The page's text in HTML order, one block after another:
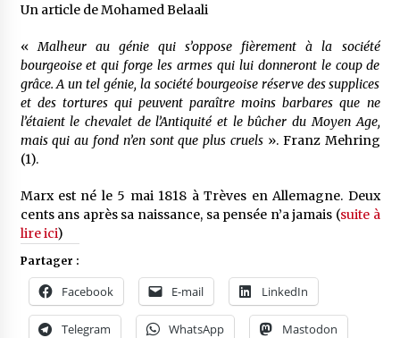
Un article de Mohamed Belaali
« Malheur au génie qui s’oppose fièrement à la société
bourgeoise et qui forge les armes qui lui donneront le coup de
grâce. A un tel génie, la société bourgeoise réserve des supplices
et des tortures qui peuvent paraître moins barbares que ne
l’étaient le chevalet de l’Antiquité et le bûcher du Moyen Age,
mais qui au fond n’en sont que plus cruels ». Franz Mehring
(1).
Marx est né le 5 mai 1818 à Trèves en Allemagne. Deux
cents ans après sa naissance, sa pensée n’a jamais (suite à
lire ici)
Partager :
Facebook E-mail LinkedIn
Telegram WhatsApp Mastodon